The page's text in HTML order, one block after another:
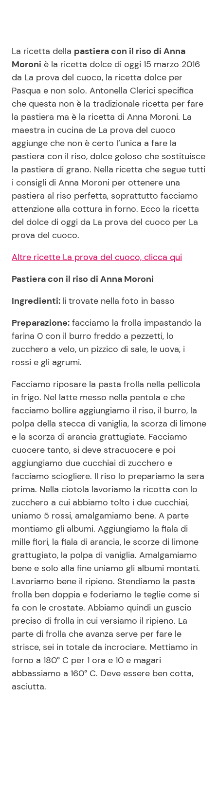
News benessere
Salute
Viaggi e Turismo
Festività
Primi Piatti
Ricette Facili e Veloci
Ricette Feste
Ricette per Bambini
Seguici
Info
Chi siamo
Contattaci
Pubblicità
Privacy Policy
La ricetta della pastiera con il riso di Anna
Moroni è la ricetta dolce di oggi 15 marzo 2016
da La prova del cuoco, la ricetta dolce per
Pasqua e non solo. Antonella Clerici specifica
che questa non è la tradizionale ricetta per fare
la pastiera ma è la ricetta di Anna Moroni. La
maestra in cucina de La prova del cuoco
aggiunge che non è certo l’unica a fare la
pastiera con il riso, dolce goloso che sostituisce
la pastiera di grano. Nella ricetta che segue tutti
i consigli di Anna Moroni per ottenere una
pastiera al riso perfetta, soprattutto facciamo
attenzione alla cottura in forno. Ecco la ricetta
del dolce di oggi da La prova del cuoco per La
prova del cuoco.
Altre ricette La prova del cuoco, clicca qui
Pastiera con il riso di Anna Moroni
Ingredienti: li trovate nella foto in basso
Preparazione: facciamo la frolla impastando la
farina 0 con il burro freddo a pezzetti, lo
zucchero a velo, un pizzico di sale, le uova, i
rossi e gli agrumi.
Facciamo riposare la pasta frolla nella pellicola
in frigo. Nel latte messo nella pentola e che
facciamo bollire aggiungiamo il riso, il burro, la
polpa della stecca di vaniglia, la scorza di limone
e la scorza di arancia grattugiate. Facciamo
cuocere tanto, si deve stracuocere e poi
aggiungiamo due cucchiai di zucchero e
facciamo sciogliere. Il riso lo prepariamo la sera
prima. Nella ciotola lavoriamo la ricotta con lo
zucchero a cui abbiamo tolto i due cucchiai,
uniamo 5 rossi, amalgamiamo bene. A parte
montiamo gli albumi. Aggiungiamo la fiala di
mille fiori, la fiala di arancia, le scorze di limone
grattugiato, la polpa di vaniglia. Amalgamiamo
bene e solo alla fine uniamo gli albumi montati.
Lavoriamo bene il ripieno. Stendiamo la pasta
frolla ben doppia e foderiamo le teglie come si
fa con le crostate. Abbiamo quindi un guscio
preciso di frolla in cui versiamo il ripieno. La
parte di frolla che avanza serve per fare le
strisce, sei in totale da incrociare. Mettiamo in
forno a 180° C per 1 ora e 10 e magari
abbassiamo a 160° C. Deve essere ben cotta,
asciutta.